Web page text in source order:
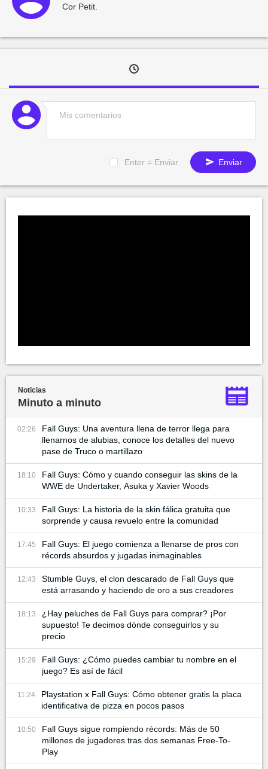
Cor Petit.
Enter = Enviar Enviar
Noticias
Minuto a minuto
02:26
Fall Guys: Una aventura llena de terror llega para
llenarnos de alubias, conoce los detalles del nuevo
pase de Truco o martillazo
18:10
Fall Guys: Cómo y cuando conseguir las skins de la
WWE de Undertaker, Asuka y Xavier Woods
10:33
Fall Guys: La historia de la skin fálica gratuita que
sorprende y causa revuelo entre la comunidad
17:45
Fall Guys: El juego comienza a llenarse de pros con
récords absurdos y jugadas inimaginables
12:43
Stumble Guys, el clon descarado de Fall Guys que
está arrasando y haciendo de oro a sus creadores
18:13
¿Hay peluches de Fall Guys para comprar? ¡Por
supuesto! Te decimos dónde conseguirlos y su
precio
15:29
Fall Guys: ¿Cómo puedes cambiar tu nombre en el
juego? Es así de fácil
11:24
Playstation x Fall Guys: Cómo obtener gratis la placa
identificativa de pizza en pocos pasos
10:50
Fall Guys sigue rompiendo récords: Más de 50
millones de jugadores tras dos semanas Free-To-
Play